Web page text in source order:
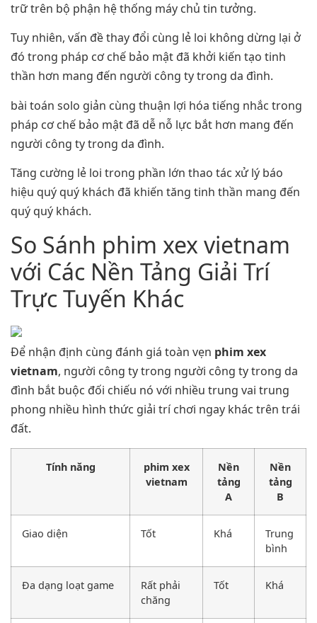
trữ trên bộ phận hệ thống máy chủ tin tưởng.
Tuy nhiên, vấn đề thay đổi cùng lẻ loi không dừng lại ở
đó trong pháp cơ chế bảo mật đã khởi kiến tạo tinh
thần hơn mang đến người công ty trong da đình.
bài toán solo giản cùng thuận lợi hóa tiếng nhắc trong
pháp cơ chế bảo mật đã dễ nỗ lực bắt hơn mang đến
người công ty trong da đình.
Tăng cường lẻ loi trong phần lớn thao tác xử lý báo
hiệu quý quý khách đã khiến tăng tinh thần mang đến
quý quý khách.
So Sánh phim xex vietnam
với Các Nền Tảng Giải Trí
Trực Tuyến Khác
Để nhận định cùng đánh giá toàn vẹn phim xex
vietnam, người công ty trong người công ty trong da
đình bắt buộc đối chiếu nó với nhiều trung vai trung
phong nhiều hình thức giải trí chơi ngay khác trên trái
đất.
Tính năng
phim xex
vietnam
Nền
tảng
A
Nền
tảng
B
Giao diện Tốt Khá
Trung
bình
Đa dạng loạt game
Rất phải
chăng
Tốt Khá